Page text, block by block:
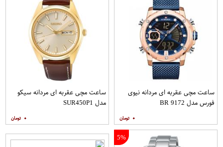
ساعت مچی عقربه ای مردانه نیوی
فورس مدل 9172 BR
۰
ساعت مچی عقربه ای مردانه سیکو
مدل SUR450P1
۰
5%